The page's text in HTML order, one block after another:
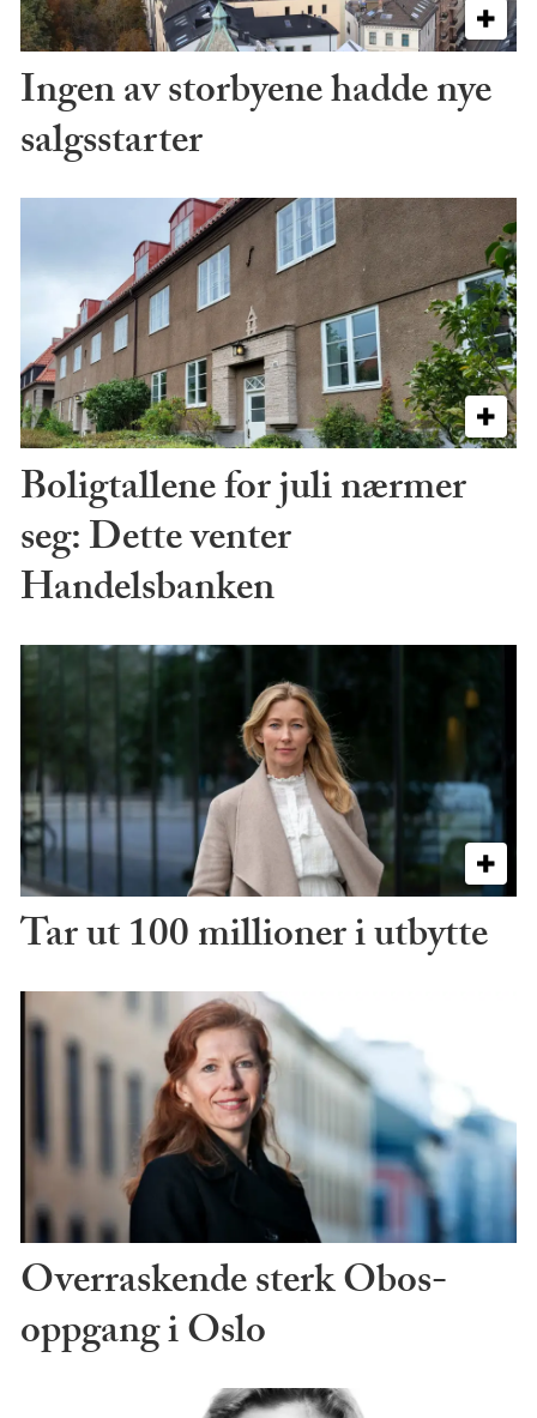
Ingen av storbyene hadde nye
salgsstarter
Boligtallene for juli nærmer
seg: Dette venter
Handelsbanken
Tar ut 100 millioner i utbytte
Overraskende sterk Obos-
oppgang i Oslo